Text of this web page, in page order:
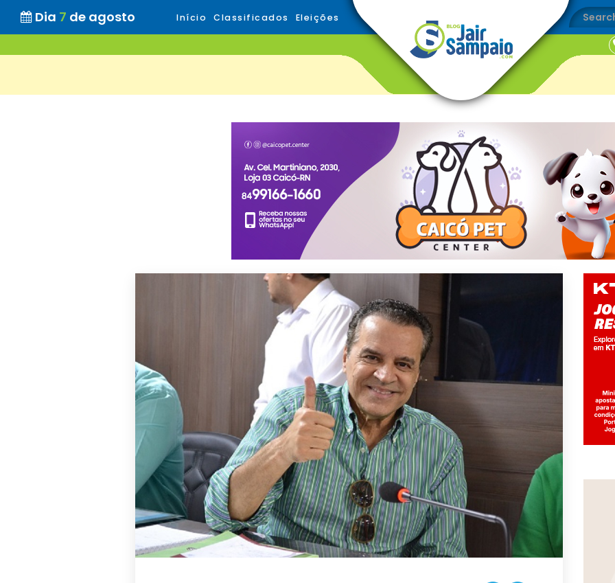
Dia 7 de agosto Início Classificados Eleições